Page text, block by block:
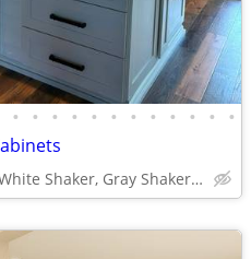
• • • • • • • • • • • •
ABCabinetry.com -- White Shaker, Gray Shaker, Raised Panel